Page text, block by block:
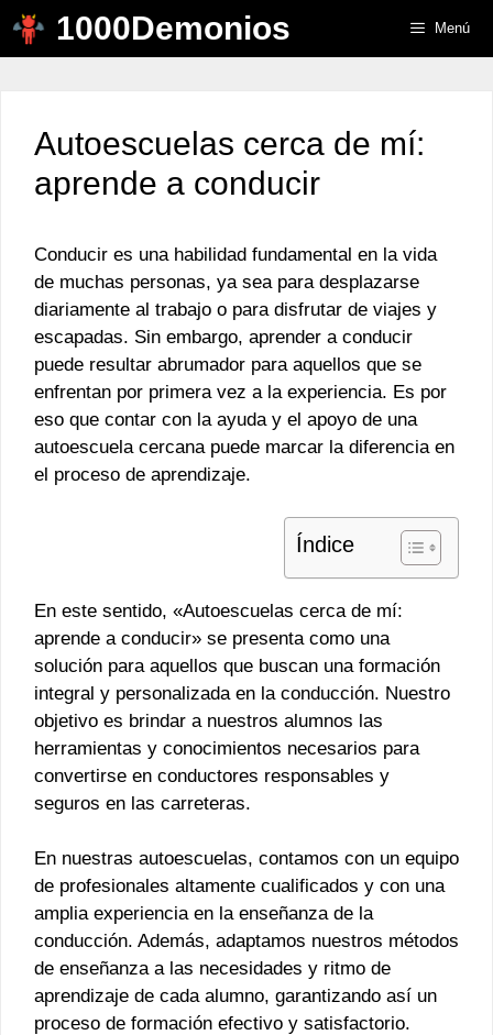
Saltar
1000Demonios Menú
Autoescuelas cerca de mí:
aprende a conducir
Conducir es una habilidad fundamental en la vida
de muchas personas, ya sea para desplazarse
diariamente al trabajo o para disfrutar de viajes y
escapadas. Sin embargo, aprender a conducir
puede resultar abrumador para aquellos que se
enfrentan por primera vez a la experiencia. Es por
eso que contar con la ayuda y el apoyo de una
autoescuela cercana puede marcar la diferencia en
el proceso de aprendizaje.
Índice
En este sentido, «Autoescuelas cerca de mí:
aprende a conducir» se presenta como una
solución para aquellos que buscan una formación
integral y personalizada en la conducción. Nuestro
objetivo es brindar a nuestros alumnos las
herramientas y conocimientos necesarios para
convertirse en conductores responsables y
seguros en las carreteras.
En nuestras autoescuelas, contamos con un equipo
de profesionales altamente cualificados y con una
amplia experiencia en la enseñanza de la
conducción. Además, adaptamos nuestros métodos
de enseñanza a las necesidades y ritmo de
aprendizaje de cada alumno, garantizando así un
proceso de formación efectivo y satisfactorio.